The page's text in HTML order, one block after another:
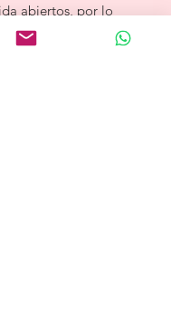
abiertos, por lo
toma curvas rápido
duras y resbaladizas,